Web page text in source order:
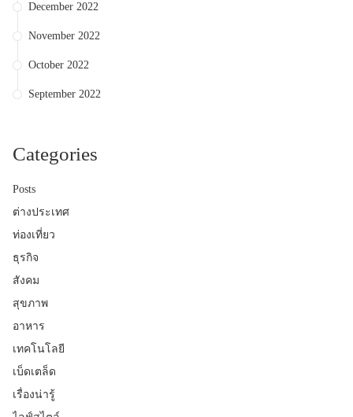
December 2022
November 2022
October 2022
September 2022
Categories
Posts
ต่างประเทศ
ท่องเที่ยว
ธุรกิจ
สังคม
สุขภาพ
อาหาร
เทคโนโลยี
เบ็ดเตล็ด
เรื่องน่ารู้